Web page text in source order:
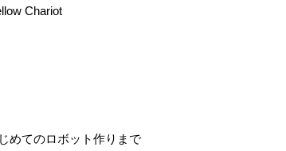
Chariot
めてのロボット作りまで